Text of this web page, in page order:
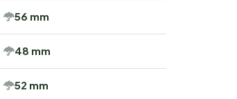
56 mm
48 mm
52 mm